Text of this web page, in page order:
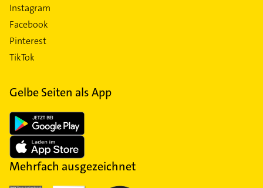
Instagram
Facebook
Pinterest
TikTok
Gelbe Seiten als App
Mehrfach ausgezeichnet